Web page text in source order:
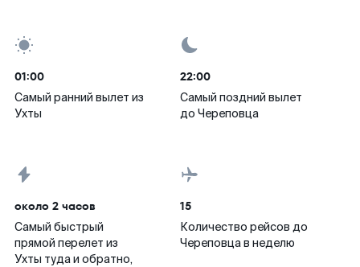
01:00
Самый ранний вылет из
Ухты
22:00
Самый поздний вылет
до Череповца
около 2 часов
Самый быстрый
прямой перелет из
Ухты туда и обратно,
15
Количество рейсов до
Череповца в неделю